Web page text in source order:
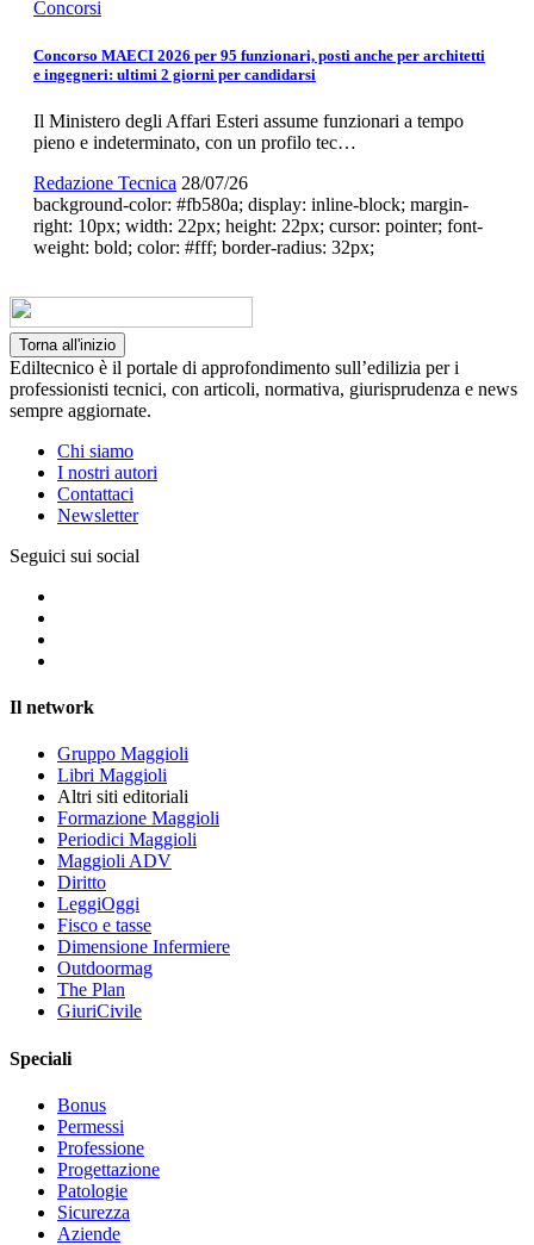
Concorsi
Concorso MAECI 2026 per 95 funzionari, posti anche per architetti
e ingegneri: ultimi 2 giorni per candidarsi
Il Ministero degli Affari Esteri assume funzionari a tempo
pieno e indeterminato, con un profilo tec…
Redazione Tecnica 28/07/26
background-color: #fb580a; display: inline-block; margin-
right: 10px; width: 22px; height: 22px; cursor: pointer; font-
weight: bold; color: #fff; border-radius: 32px;
Torna all'inizio
Ediltecnico è il portale di approfondimento sull’edilizia per i
professionisti tecnici, con articoli, normativa, giurisprudenza e news
sempre aggiornate.
Chi siamo
I nostri autori
Contattaci
Newsletter
Seguici sui social
Il network
Gruppo Maggioli
Libri Maggioli
Altri siti editoriali
Formazione Maggioli
Periodici Maggioli
Maggioli ADV
Diritto
LeggiOggi
Fisco e tasse
Dimensione Infermiere
Outdoormag
The Plan
GiuriCivile
Speciali
Bonus
Permessi
Professione
Progettazione
Patologie
Sicurezza
Aziende